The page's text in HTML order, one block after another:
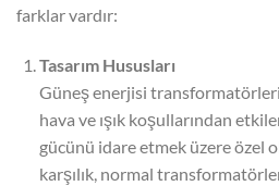
farklar vardır:
Tasarım Hususları
Güneş enerjisi
hava ve ışık koşullarından
gücünü idare etmek üzere özel
karşılık, normal